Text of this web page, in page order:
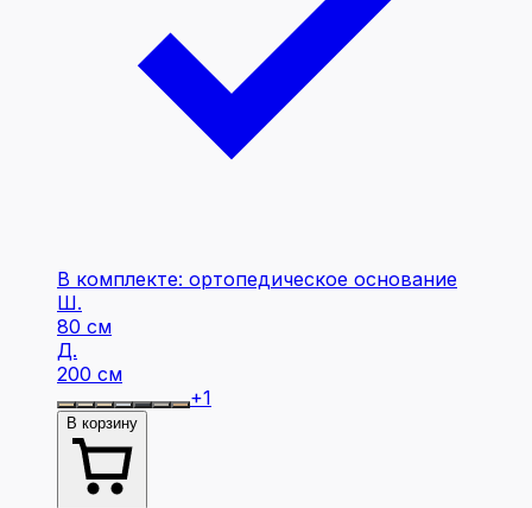
В комплекте: ортопедическое основание
Ш.
80 см
Д.
200 см
+1
В корзину